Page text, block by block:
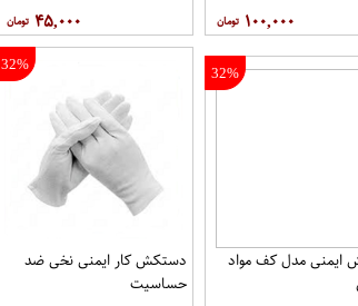
۱۰۰,۰۰۰ ۴۵,۰۰۰
32%
ایمنی مدل کف مواد
32%
دستکش کار ایمنی نخی ضد
حساسیت